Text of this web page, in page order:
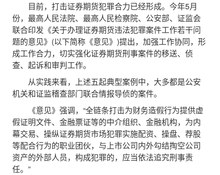
目前，打击证券期货犯罪合力已经形成。今年5月
份，最高人民法院、最高人民检察院、公安部、证监会
联合印发《关于办理证券期货违法犯罪案件工作若干问
题的意见》(以下简称《意见》)提出，加强工作协同，形
成工作合力，切实强化证券期货刑事案件的移送、侦
查、起诉和审判工作。
从实践来看，上述五起典型案例中，大多都是公安
机关和证监稽查部门联合情报导侦的案件。
《意见》强调，“全链条打击为财务造假行为提供虚
假证明文件、金融票证等的中介组织、金融机构，为内
幕交易、操纵证券期货市场犯罪实施配资、操盘、荐股
等配合行为的职业团伙，与上市公司内外勾结掏空公司
资产的外部人员，构成犯罪的，应当依法追究刑事责
任。”